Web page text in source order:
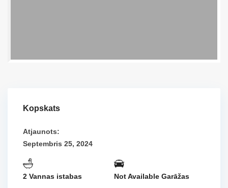
Kopskats
Atjaunots:
Septembris 25, 2024
2 Vannas istabas Not Available Garāžas